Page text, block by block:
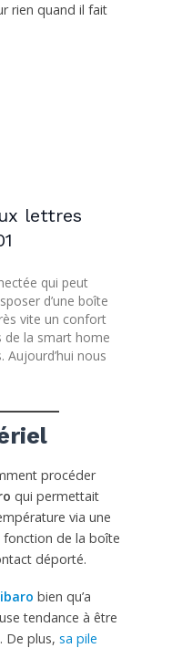
rien quand il fait
lettres
qui peut
d’une boîte
vite un confort
de la smart home
Aujourd’hui nous
procéder
qui permettait
via une
fonction de la boîte
déporté.
bien qu’a
tendance à être
De plus, sa pile